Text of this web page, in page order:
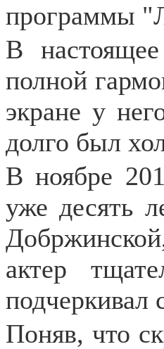
программы
В
полной
экране у
долго был
В ноябре
уже десять
актер
подчеркивал
Поняв, что